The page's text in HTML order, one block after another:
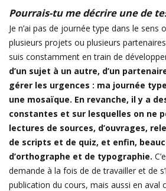
Pourrais-tu me décrire une de
Je n’ai pas de journée type dans le
plusieurs projets ou plusieurs
suis constamment en train de
d’un sujet à un autre, d’un
gérer les urgences : ma journée
une mosaïque. En revanche, il y a
constantes et sur lesquelles on ne
lectures de sources, d’ouvrages,
de scripts et de quiz, et enfin,
d’orthographe et de typographie.
demande à la fois de de travailler et de
publication du cours, mais aussi en aval